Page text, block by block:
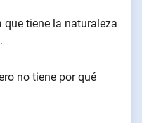
tiene la naturaleza
no tiene por qué